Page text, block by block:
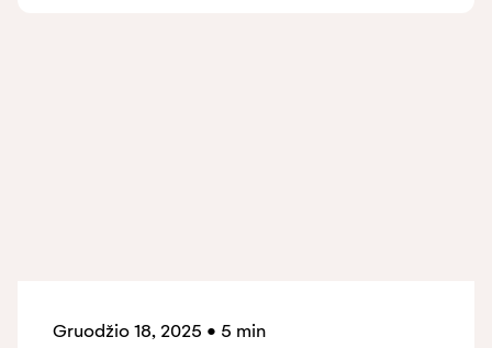
Gruodžio 18, 2025 • 5 min